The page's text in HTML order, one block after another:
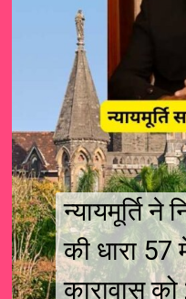
न्यायमूर्ति ने
की धारा
कारावास
न्यायमूर्ति ने
की धारा
कारावास